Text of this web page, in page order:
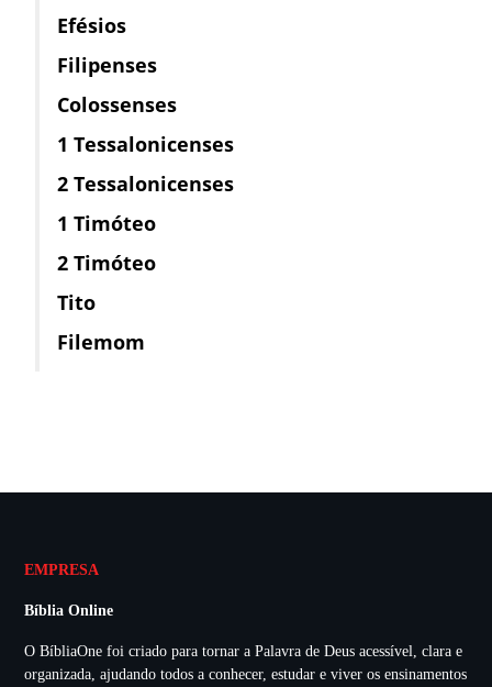
Efésios
Filipenses
Colossenses
1 Tessalonicenses
2 Tessalonicenses
1 Timóteo
2 Timóteo
Tito
Filemom
EMPRESA
Bíblia Online
O BíbliaOne foi criado para tornar a Palavra de Deus acessível, clara e
organizada, ajudando todos a conhecer, estudar e viver os ensinamentos